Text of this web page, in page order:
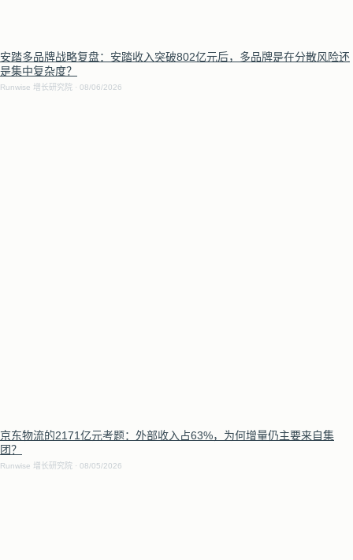
安踏多品牌战略复盘：安踏收入突破802亿元后，多品牌是在分散风险还
是集中复杂度？
Runwise 增长研究院 08/06/2026
京东物流的2171亿元考题：外部收入占63%，为何增量仍主要来自集
团？
Runwise 增长研究院 08/05/2026